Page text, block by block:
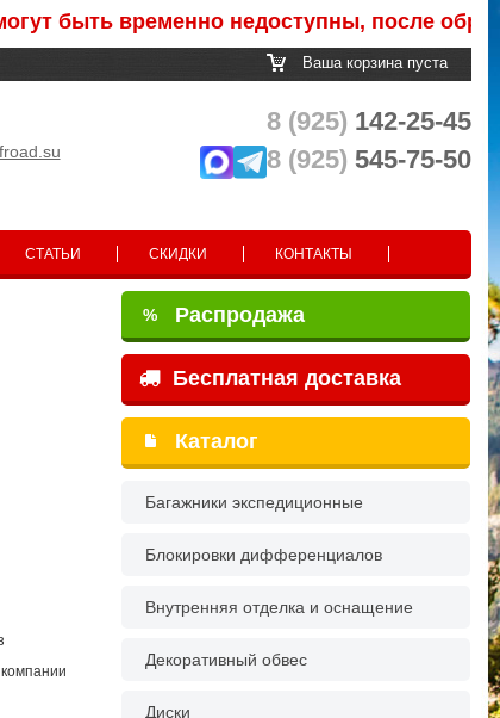
временно недоступны, после
Ваша корзина пуста
8 (925) 142-25-45
8 (925) 545-75-50
СТАТЬИ СКИДКИ КОНТАКТЫ
% Распродажа
Бесплатная доставка
Каталог
Багажники экспедиционные
Блокировки дифференциалов
Внутренняя отделка и оснащение
Декоративный обвес
Диски